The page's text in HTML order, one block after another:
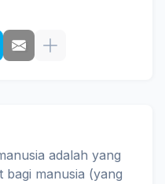
adalah yang
bagi manusia (yang